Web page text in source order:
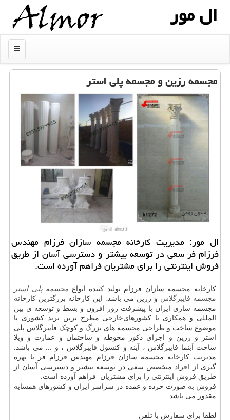
ال مور
منو
مجسمه رزین و مجسمه پلی استر
ال مور: مدیریت كارخانه مجسمه سازان فرزام مهندس
فرزام فر سعی در توسعه بیشتر و دسترسی آسان از طریق
فروش اینترنتی را برای مشتریان فراهم آورده است.
کارخانه مجسمه سازان فرزام تولید کننده انواع مجسمه پلی استر
مجسمه فایبرگلاس و رزین می باشد. این کارخانه بزرگترین کارخانه
مجسمه سازی ایران با پیشرفت روز افزون و بسط و توسعه ی بین
المللی و همکاری با کشورهای‌خارجی‌ مطرح ترین برند کشوری با
موضوع ساخت و طراحی مجسمه های بزرگ و کوچک فایبرگلاس پلی
استر و رزین و اجرای دکور محوطه و ساختمان و عمارت و ویلا
ساخت آبنما فایبرگلاس ، آینه و کنسول فایبرگلاس ، و ... می باشد.
مدیریت کارخانه مجسمه سازان فرزام مهندس فرزام فر با بهره
گیری از افراد متخصص سعی در توسعه بیشتر و دسترسی آسان از
طریق فروش اینترنتی را برای مشتریان فراهم آورده است.
فروش به صورت خرده و عمده در سراسر ایران و کشورهای همسایه
مقدور می باشد.
لطفا برای سفارش با تلفن